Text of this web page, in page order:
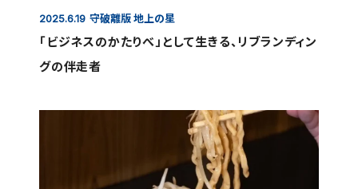
2025.6.19 守破離版 地上の星
「ビジネスのかたりべ」として生きる、リブランディン
グの伴走者